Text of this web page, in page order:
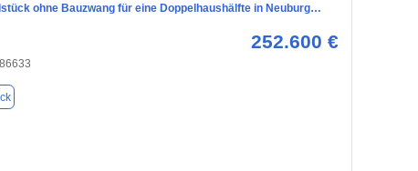
ohne Bauzwang für eine Doppelhaushälfte in Neuburg…
252.600 €